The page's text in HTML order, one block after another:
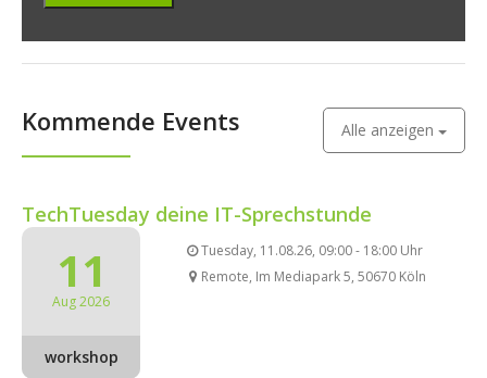
Kommende Events Alle anzeigen
TechTuesday deine IT-Sprechstunde
11
Aug 2026
workshop
Tuesday, 11.08.26, 09:00 - 18:00 Uhr
Remote, Im Mediapark 5, 50670 Köln